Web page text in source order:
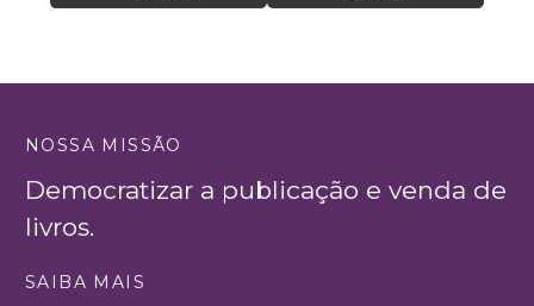
NOSSA MISSÃO
Democratizar a publicação e venda de
livros.
SAIBA MAIS